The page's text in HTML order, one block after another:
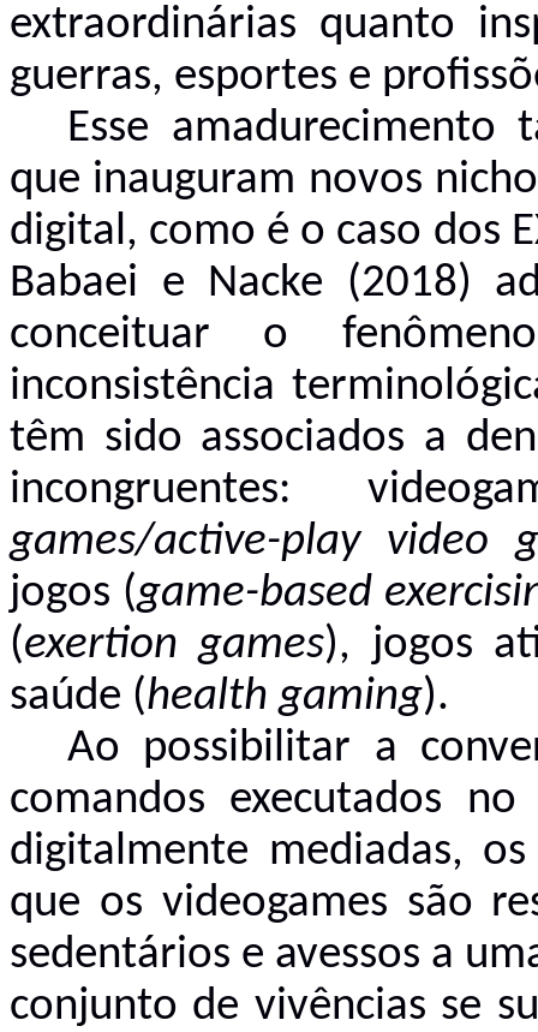
extraordinárias quanto
guerras, esportes e
Esse amadurecimento
que inauguram novos
digital, como é o caso dos
Babaei e Nacke (2018)
conceituar o
inconsistência
têm sido associados a
incongruentes:
games/active-play video
jogos (game-based
(exertion games), jogos
saúde (health gaming).
Ao possibilitar a
comandos executados
digitalmente mediadas,
que os videogames são
sedentários e avessos a
conjunto de vivências se